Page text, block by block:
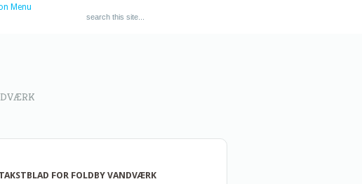
Menu
TAKSTBLAD FOR FOLDBY VANDVÆRK